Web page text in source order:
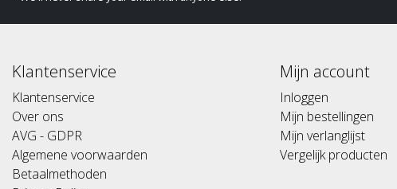
Klantenservice
Klantenservice
Over ons
AVG - GDPR
Algemene voorwaarden
Betaalmethoden
Mijn account
Inloggen
Mijn bestellingen
Mijn verlanglijst
Vergelijk producten